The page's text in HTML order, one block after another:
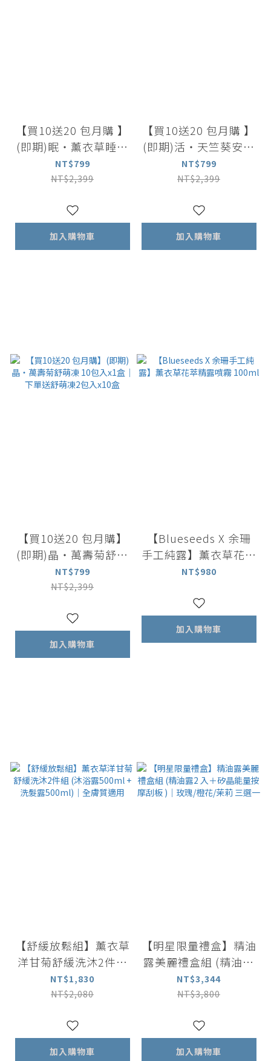
【買10送20 包月購 】
(即期)眠・薰衣草睡美
人凍10包入x1盒｜下
單送美人凍2包入x10
NT$799
NT$2,399
加入購物車
【買10送20 包月購 】
(即期)活・天竺葵安適
凍10包入x1盒｜下單
送安適凍2包入x10盒
NT$799
NT$2,399
加入購物車
【買10送20 包月購】
(即期)晶・萬壽菊舒萌
凍 10包入x1盒｜下單
送舒萌凍2包入x10盒
NT$799
NT$2,399
加入購物車
【Blueseeds X 余珊
手工純露】薰衣草花萃
精露噴霧 100ml
NT$980
加入購物車
【舒緩放鬆組】薰衣草
洋甘菊舒緩洗沐2件組
(沐浴露500ml + 洗髮
露500ml)｜全膚質適
NT$1,830
NT$2,080
加入購物車
【明星限量禮盒】精油
露美麗禮盒組 (精油露
2 入＋矽晶能量按摩刮
板 )｜玫瑰/橙花/茉莉
NT$3,344
NT$3,800
加入購物車